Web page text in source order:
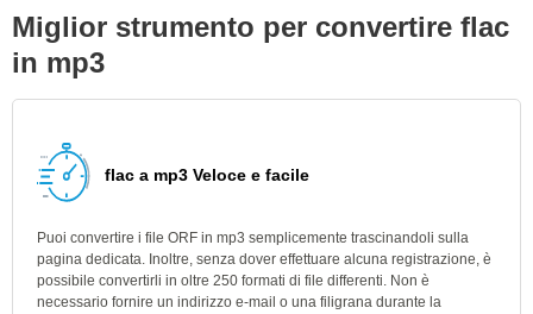
Miglior strumento per convertire flac
in mp3
flac a mp3 Veloce e facile
Puoi convertire i file ORF in mp3 semplicemente trascinandoli sulla
pagina dedicata. Inoltre, senza dover effettuare alcuna registrazione, è
possibile convertirli in oltre 250 formati di file differenti. Non è
necessario fornire un indirizzo e-mail o una filigrana durante la